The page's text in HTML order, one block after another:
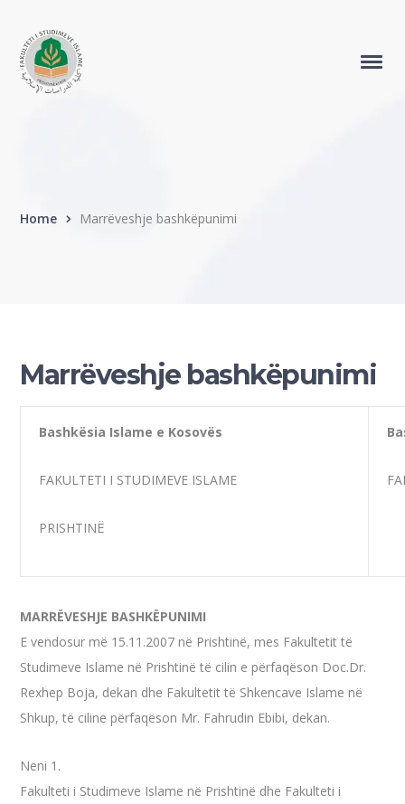
Home Marrëveshje bashkëpunimi
Marrëveshje bashkëpunimi
Bashkësia Islame e Kosovës
FAKULTETI I STUDIMEVE ISLAME
PRISHTINË
MARRËVESHJE BASHKËPUNIMI
E vendosur më 15.11.2007 në Prishtinë, mes Fakultetit të
Studimeve Islame në Prishtinë të cilin e përfaqëson Doc.Dr.
Rexhep Boja, dekan dhe Fakultetit të Shkencave Islame në
Shkup, të ciline përfaqëson Mr. Fahrudin Ebibi, dekan.
Neni 1.
Fakulteti i Studimeve Islame në Prishtinë dhe Fakulteti i